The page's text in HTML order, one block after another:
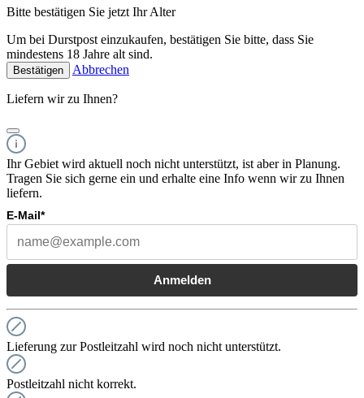
Bitte bestätigen Sie jetzt Ihr Alter
Um bei Durstpost einzukaufen, bestätigen Sie bitte, dass Sie
mindestens 18 Jahre alt sind.
Bestätigen Abbrechen
Liefern wir zu Ihnen?
Ihr Gebiet wird aktuell noch nicht unterstützt, ist aber in Planung.
Tragen Sie sich gerne ein und erhalte eine Info wenn wir zu Ihnen
liefern.
E-Mail*
Anmelden
Lieferung zur Postleitzahl wird noch nicht unterstützt.
Postleitzahl nicht korrekt.